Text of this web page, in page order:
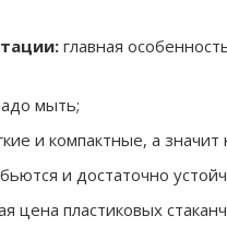
главная
мыть;
и компактные, а
и достаточно
цена пластиковых